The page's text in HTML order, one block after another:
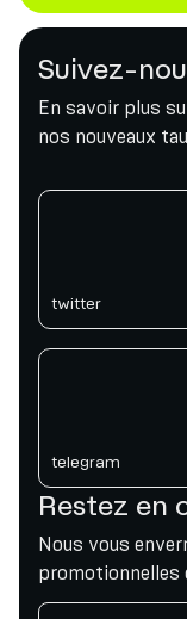
Suivez-
En savoir plus
nos nouveaux
twitter
telegram
Restez en
Nous vous
promotionnelles